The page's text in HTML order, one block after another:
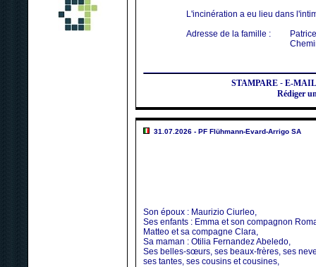
L'incinération a eu lieu dans
Adresse de la famille :
STAMPARE - E-
Rédiger
31.07.2026 - PF Flühmann-Evard-Arrigo SA
Son époux : Maurizio Ciurleo,
Ses enfants : Emma et son compagnon
Matteo et sa compagne Clara,
Sa maman : Otilia Fernandez Abeledo,
Ses belles-sœurs, ses beaux-frères, ses
ses tantes, ses cousins et cousines,